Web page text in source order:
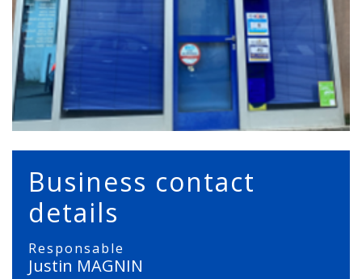
Business contact
details
Responsable
Justin MAGNIN